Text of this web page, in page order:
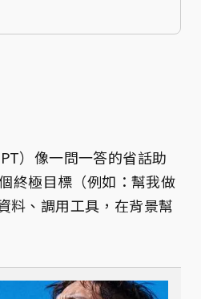
）像一問一答的省話助
終極目標（例如：幫我做
料、調用工具，在背景幫